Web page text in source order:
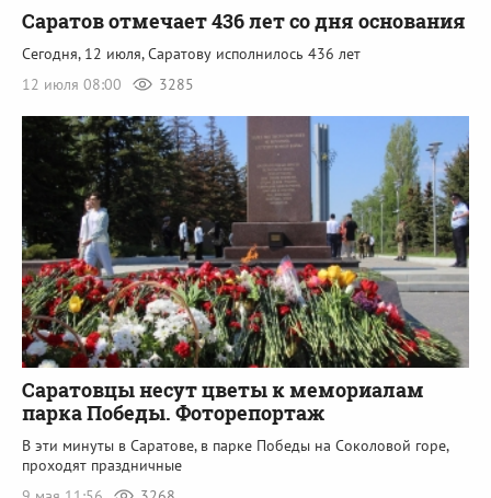
Саратов отмечает 436 лет со дня основания
Сегодня, 12 июля, Саратову исполнилось 436 лет
12 июля 08:00
3285
Саратовцы несут цветы к мемориалам
парка Победы. Фоторепортаж
В эти минуты в Саратове, в парке Победы на Соколовой горе,
проходят праздничные